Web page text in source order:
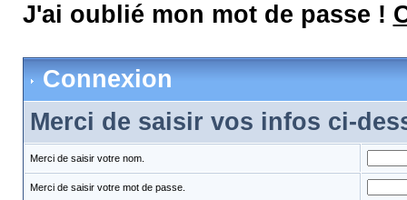
J'ai oublié mon mot de passe !
Connexion
Merci de saisir vos infos ci-
Merci de saisir votre nom.
Merci de saisir votre mot de passe.